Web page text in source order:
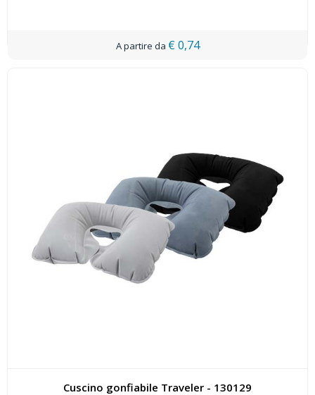
€ 0,74
Cuscino gonfiabile Traveler - 130129